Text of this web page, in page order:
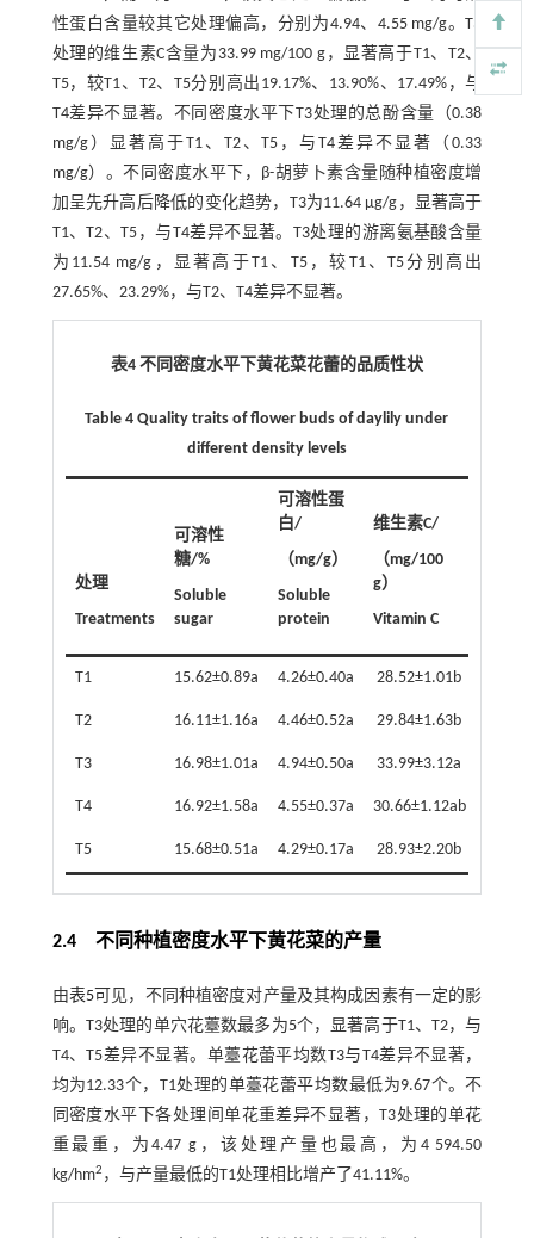
性蛋白含量较其它处理偏高，分别为4.94、4.55 mg/g。T3
处理的维生素C含量为33.99 mg/100 g，显著高于T1、T2、
T5，较T1、T2、T5分别高出19.17%、13.90%、17.49%，与
T4差异不显著。不同密度水平下T3处理的总酚含量（0.38
mg/g）显著高于T1、T2、T5，与T4差异不显著（0.33
mg/g）。不同密度水平下，β-胡萝卜素含量随种植密度增
加呈先升高后降低的变化趋势，T3为11.64 μg/g，显著高于
T1、T2、T5，与T4差异不显著。T3处理的游离氨基酸含量
为11.54 mg/g，显著高于T1、T5，较T1、T5分别高出
27.65%、23.29%，与T2、T4差异不显著。
表4 不同密度水平下黄花菜花蕾的品质性状
Table 4 Quality traits of flower buds of daylily under
different density levels
处理
Treatments
可溶性
糖/%
Soluble
sugar
可溶性蛋
白/
（mg/g）
Soluble
protein
维生素C/
（mg/100
g）
Vitamin C
T1 15.62±0.89a 4.26±0.40a 28.52±1.01b
T2 16.11±1.16a 4.46±0.52a 29.84±1.63b
T3 16.98±1.01a 4.94±0.50a 33.99±3.12a
T4 16.92±1.58a 4.55±0.37a 30.66±1.12ab
T5 15.68±0.51a 4.29±0.17a 28.93±2.20b
2.4 不同种植密度水平下黄花菜的产量
由表5可见，不同种植密度对产量及其构成因素有一定的影
响。T3处理的单穴花薹数最多为5个，显著高于T1、T2，与
T4、T5差异不显著。单薹花蕾平均数T3与T4差异不显著，
均为12.33个，T1处理的单薹花蕾平均数最低为9.67个。不
同密度水平下各处理间单花重差异不显著，T3处理的单花
重最重，为4.47 g，该处理产量也最高，为4 594.50
kg/hm2 ，与产量最低的T1处理相比增产了41.11%。